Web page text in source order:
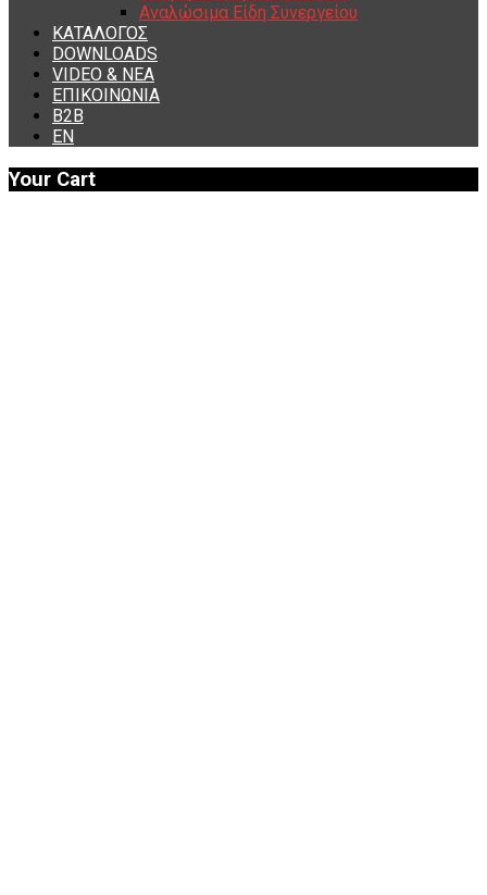
Αναλώσιμα Είδη Συνεργείου
ΚΑΤΑΛΟΓΟΣ
DOWNLOADS
VIDEO & ΝΕΑ
ΕΠΙΚΟΙΝΩΝΙΑ
B2B
ΕΝ
Your Cart